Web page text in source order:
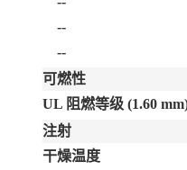
--
--
可燃性
UL 阻燃等级 (1.60
注射
干燥温度